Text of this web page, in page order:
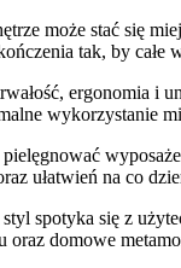
może stać się
tak, by całe
ergonomia i
wykorzystanie
ułatwień na co
spotyka się z
oraz domowe